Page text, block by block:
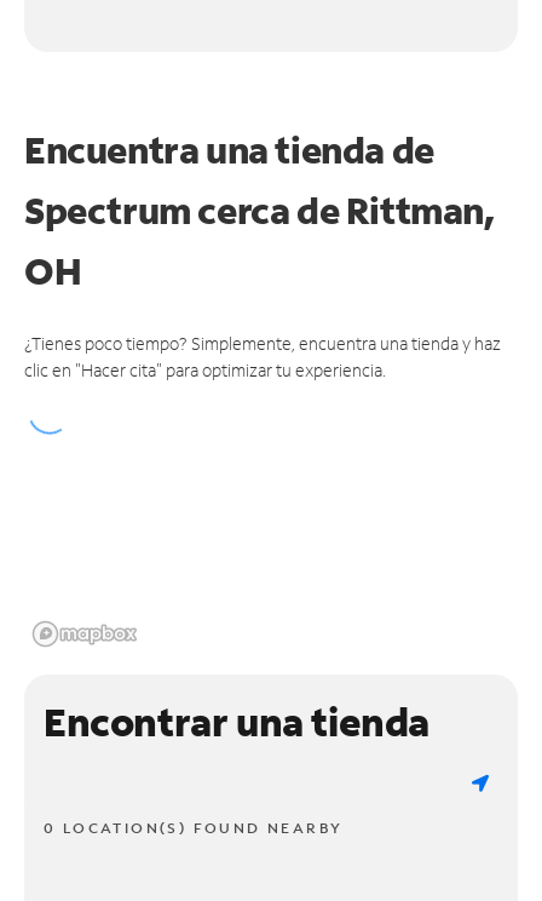
Encuentra una tienda de
Spectrumcerca de Rittman,
OH
¿Tienes poco tiempo? Simplemente, encuentra una tienda y haz
clic en "Hacer cita" para optimizar tu experiencia.
Encontrar una tienda
0 LOCATION(S) FOUND NEARBY